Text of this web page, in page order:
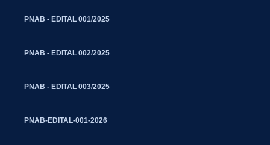
PNAB - EDITAL 001/2025
PNAB - EDITAL 002/2025
PNAB - EDITAL 003/2025
PNAB-EDITAL-001-2026